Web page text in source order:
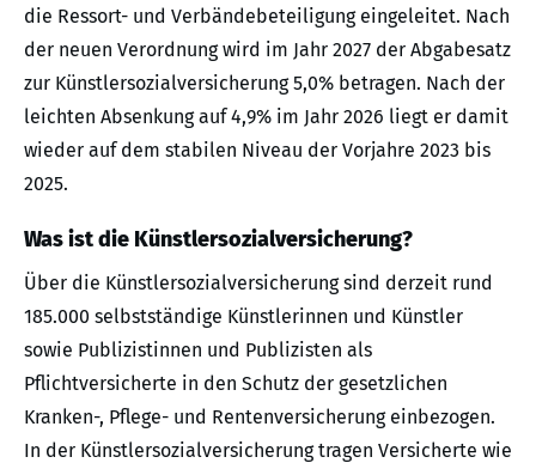
die Ressort- und Verbändebeteiligung eingeleitet. Nach
der neuen Verordnung wird im Jahr 2027 der Abgabesatz
zur Künstlersozialversicherung 5,0% betragen. Nach der
leichten Absenkung auf 4,9% im Jahr 2026 liegt er damit
wieder auf dem stabilen Niveau der Vorjahre 2023 bis
2025.
Was ist die Künstlersozialversicherung?
Über die Künstlersozialversicherung sind derzeit rund
185.000 selbstständige Künstlerinnen und Künstler
sowie Publizistinnen und Publizisten als
Pflichtversicherte in den Schutz der gesetzlichen
Kranken-, Pflege- und Rentenversicherung einbezogen.
In der Künstlersozialversicherung tragen Versicherte wie